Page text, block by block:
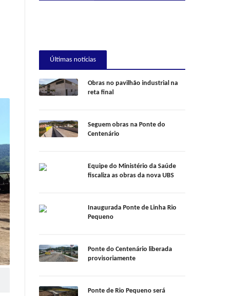
Últimas notícias
Obras no pavilhão industrial na
reta final
Seguem obras na Ponte do
Centenário
Equipe do Ministério da Saúde
fiscaliza as obras da nova UBS
Inaugurada Ponte de Linha Rio
Pequeno
Ponte do Centenário liberada
provisoriamente
Ponte de Rio Pequeno será